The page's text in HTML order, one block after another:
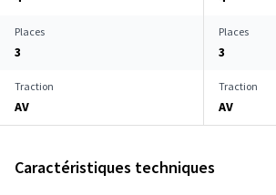
Places
3
Places
3
Traction
AV
Traction
AV
Caractéristiques techniques